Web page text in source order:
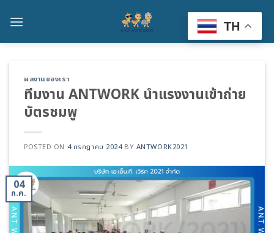
ผลงานของเรา
ทีมงาน ANTWORK นำแรงงานเข้าถ่าย
บัตรชมพู
POSTED ON 4 กรกฎาคม 2024 BY ANTWORK2021
04
ก.ค.
TH